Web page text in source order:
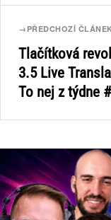
→ PŘEDCHOZÍ ČLÁNEK
Tlačítková
3.5 Live
To nej z týdne